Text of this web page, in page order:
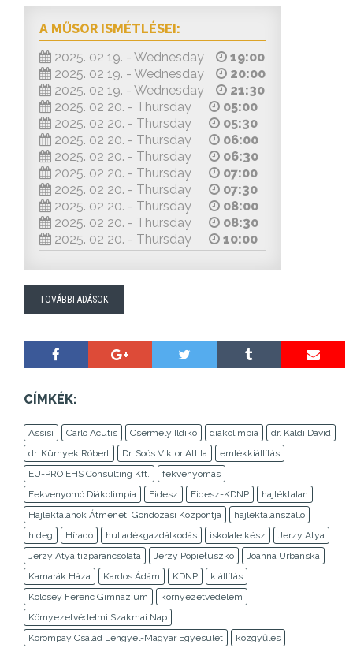
A MŰSOR ISMÉTLÉSEI:
2025. 02 19. - Wednesday
19:00
2025. 02 19. - Wednesday
20:00
2025. 02 19. - Wednesday
21:30
2025. 02 20. - Thursday
05:00
2025. 02 20. - Thursday
05:30
2025. 02 20. - Thursday
06:00
2025. 02 20. - Thursday
06:30
2025. 02 20. - Thursday
07:00
2025. 02 20. - Thursday
07:30
2025. 02 20. - Thursday
08:00
2025. 02 20. - Thursday
08:30
2025. 02 20. - Thursday
10:00
TOVÁBBI ADÁSOK
CÍMKÉK:
Assisi Carlo Acutis Csermely Ildikó diákolimpia
dr. Káldi Dávid
dr. Kürnyek Róbert
Dr. Soós Viktor Attila
emlékkiállítás
EU-PRO EHS Consulting Kft.
fekvenyomás
Fekvenyomó Diákolimpia
Fidesz Fidesz-KDNP
hajléktalan
Hajléktalanok Átmeneti Gondozási Központja
hajléktalanszálló
hideg
Híradó hulladékgazdálkodás iskolalelkész
Jerzy Atya
Jerzy Atya tízparancsolata
Jerzy Popiełuszko
Joanna Urbanska
Kamarák Háza
Kardos Ádám KDNP
kiállítás
Kölcsey Ferenc Gimnázium
környezetvédelem
Környezetvédelmi Szakmai Nap
Korompay Család Lengyel-Magyar Egyesület
közgyűlés